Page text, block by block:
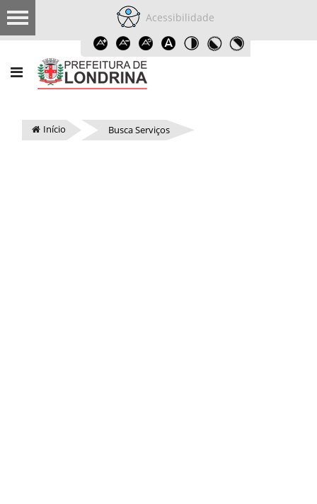
Acessibilidade
Início Busca Serviços